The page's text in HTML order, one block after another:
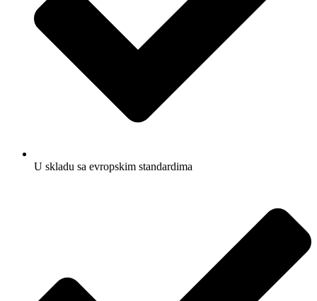
U skladu sa evropskim standardima